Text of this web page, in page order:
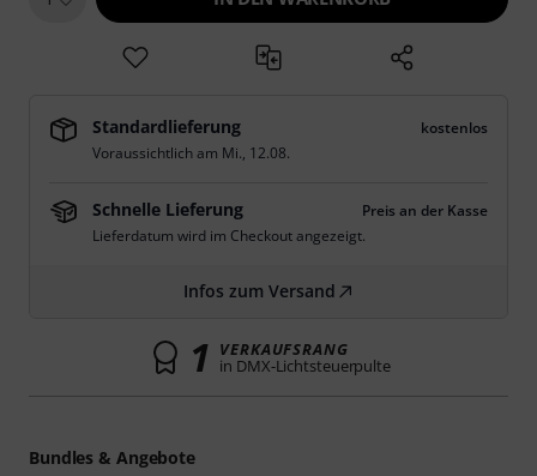
Standardlieferung
kostenlos
Voraussichtlich am Mi., 12.08.
Schnelle Lieferung
Preis an der Kasse
Lieferdatum wird im Checkout angezeigt.
Infos zum Versand
1 VERKAUFSRANG
in DMX-Lichtsteuerpulte
Bundles & Angebote